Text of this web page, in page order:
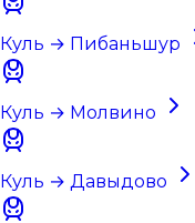
Куль → Пибаньшур
Куль → Молвино
Куль → Давыдово